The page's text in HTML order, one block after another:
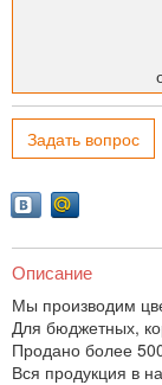
Задать вопрос
Описание
Мы производим
Для бюджетных,
Продано более
Вся продукция в